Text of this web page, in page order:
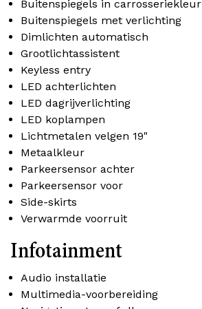
Buitenspiegels in carrosseriekleur
Buitenspiegels met verlichting
Dimlichten automatisch
Grootlichtassistent
Keyless entry
LED achterlichten
LED dagrijverlichting
LED koplampen
Lichtmetalen velgen 19"
Metaalkleur
Parkeersensor achter
Parkeersensor voor
Side-skirts
Verwarmde voorruit
Infotainment
Audio installatie
Multimedia-voorbereiding